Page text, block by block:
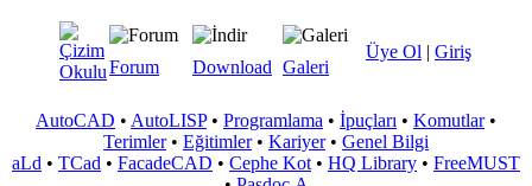
Üye Ol | Giriş
Forum Download Galeri
AutoCAD • AutoLISP• Programlama • İpuçları • Komutlar•
Terimler• Eğitimler• Kariyer• Genel Bilgi
aLd • TCad • FacadeCAD • Cephe Kot • HQ Library • FreeMUST